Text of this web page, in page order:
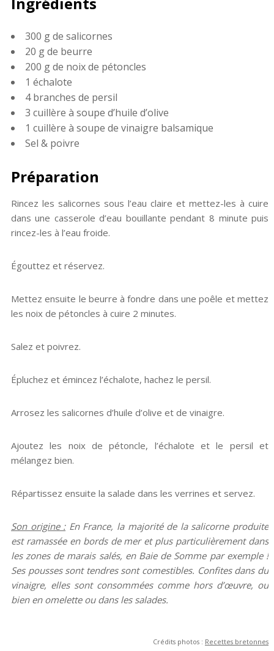
sur
Google+
it
300 g de salicornes
20 g de beurre
200 g de noix de pétoncles
1 échalote
4 branches de persil
3 cuillère à soupe d’huile d’olive
1 cuillère à soupe de vinaigre balsamique
Sel & poivre
Préparation
Rincez les salicornes sous l’eau claire et mettez-les à cuire
dans une casserole d’eau bouillante pendant 8 minute puis
rincez-les à l’eau froide.
Égouttez et réservez.
Mettez ensuite le beurre à fondre dans une poêle et mettez
les noix de pétoncles à cuire 2 minutes.
Salez et poivrez.
Épluchez et émincez l’échalote, hachez le persil.
Arrosez les salicornes d’huile d’olive et de vinaigre.
Ajoutez les noix de pétoncle, l’échalote et le persil et
mélangez bien.
Répartissez ensuite la salade dans les verrines et servez.
Son origine :En France, la majorité de la salicorne produite
est ramassée en bords de mer et plus particulièrement dans
les zones de marais salés, en Baie de Somme par exemple !
Ses pousses sont tendres sont comestibles. Confites dans du
vinaigre, elles sont consommées comme hors d’œuvre, ou
bien en omelette ou dans les salades.
Crédits photos : Recettes bretonnes